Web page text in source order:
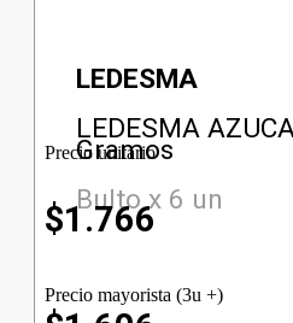
LEDESMA
LEDESMA
Gramos
Bulto x 6 un
Precio unitario
$1.766
Precio mayorista (3u +)